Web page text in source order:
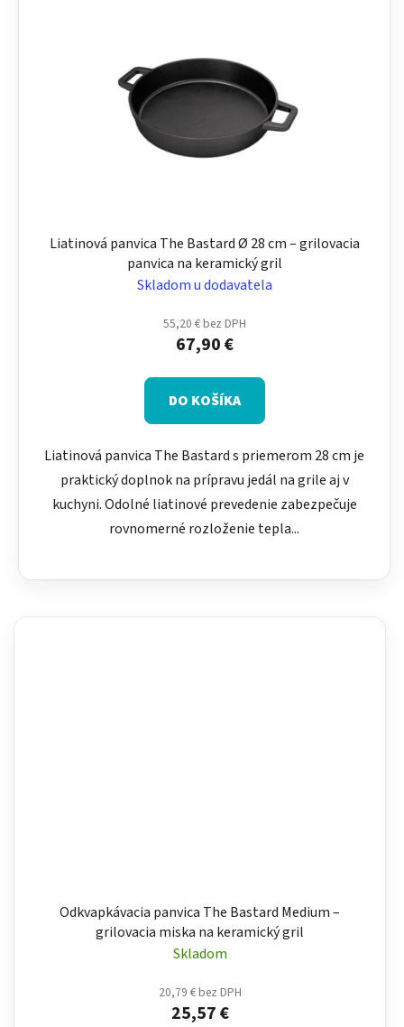
Liatinová panvica The Bastard Ø 28 cm – grilovacia
panvica na keramický gril
Skladom u dodavatela
55,20 € bez DPH
67,90 €
DO KOŠÍKA
Liatinová panvica The Bastard s priemerom 28 cm je
praktický doplnok na prípravu jedál na grile aj v
kuchyni. Odolné liatinové prevedenie zabezpečuje
rovnomerné rozloženie tepla...
Odkvapkávacia panvica The Bastard Medium –
grilovacia miska na keramický gril
Skladom
20,79 € bez DPH
25,57 €